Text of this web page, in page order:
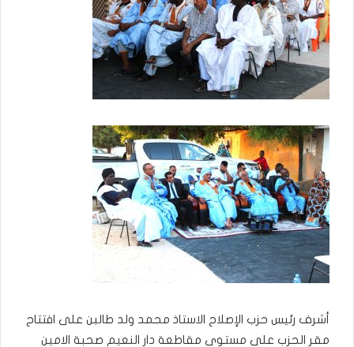
أشرف رئيس حزب الإصلاح الاستاذ محمد ولد طالبن على افتتاح
مقر الحزب على مستوى مقاطعة دار النعيم صحبة الامين